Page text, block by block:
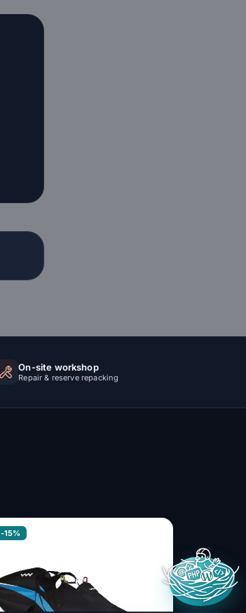
On-site workshop
Repair & reserve repacking
-15%